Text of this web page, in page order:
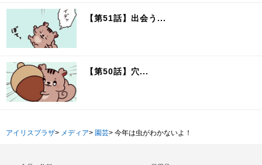
【第51話】出会う...
【第50話】穴...
アイリスプラザ> メディア> 園芸> 今年は虫がわかないよ！